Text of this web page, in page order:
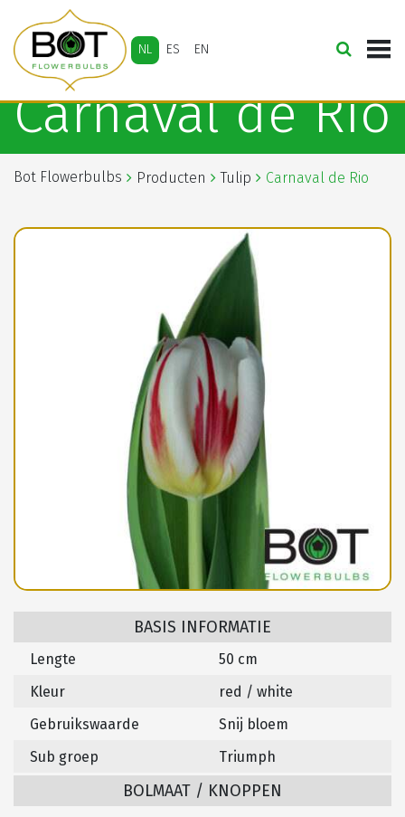
NL ES EN
Carnaval de Rio
Bot Flowerbulbs Producten Tulip Carnaval de Rio
BASIS INFORMATIE
Lengte
50 cm
Kleur
red / white
Gebruikswaarde
Snij bloem
Sub groep
Triumph
BOLMAAT / KNOPPEN